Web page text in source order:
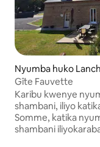
Nyumba huko
Gîte Fauvette
Karibu kwenye
shambani, iliyo
Somme, katika
shambani